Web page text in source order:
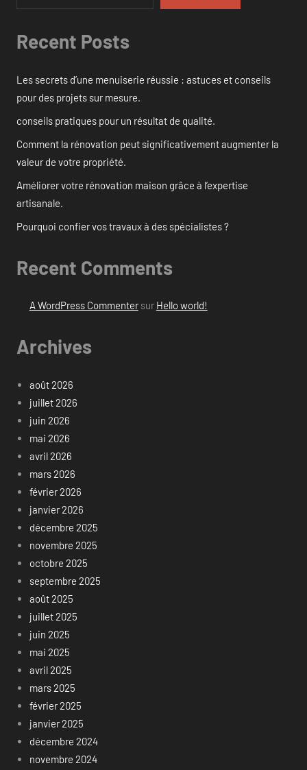
Recent Posts
Les secrets d’une menuiserie réussie : astuces et conseils
pour des projets sur mesure.
conseils pratiques pour un résultat de qualité.
Comment la rénovation peut significativement augmenter la
valeur de votre propriété.
Améliorer votre rénovation maison grâce à l’expertise
artisanale.
Pourquoi confier vos travaux à des spécialistes ?
Recent Comments
A WordPress Commentersur Hello world!
Archives
août 2026
juillet 2026
juin 2026
mai 2026
avril 2026
mars 2026
février 2026
janvier 2026
décembre 2025
novembre 2025
octobre 2025
septembre 2025
août 2025
juillet 2025
juin 2025
mai 2025
avril 2025
mars 2025
février 2025
janvier 2025
décembre 2024
novembre 2024